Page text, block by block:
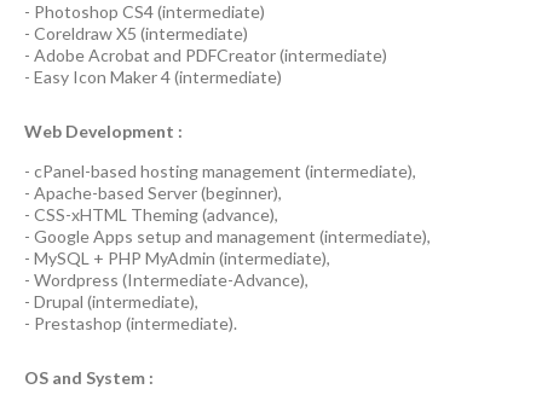
- Photoshop CS4(intermediate)
- Coreldraw X5 (intermediate)
- Adobe Acrobat and PDFCreator(intermediate)
- Easy Icon Maker 4(intermediate)
Web Development :
- cPanel-based hosting management (intermediate),
- Apache-based Server(beginner),
- CSS-xHTML Theming(advance),
- Google Apps setup and management (intermediate),
- MySQL + PHP MyAdmin (intermediate),
- Wordpress (Intermediate-Advance),
- Drupal (intermediate),
- Prestashop (intermediate).
OS and System :